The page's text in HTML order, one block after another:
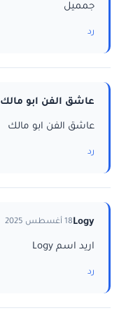
جمميل
رد
عاشق الفن ابو مالك
عاشق الفن ابو مالك
رد
Logy18 أغسطس 2025
اريد اسم Logy
رد